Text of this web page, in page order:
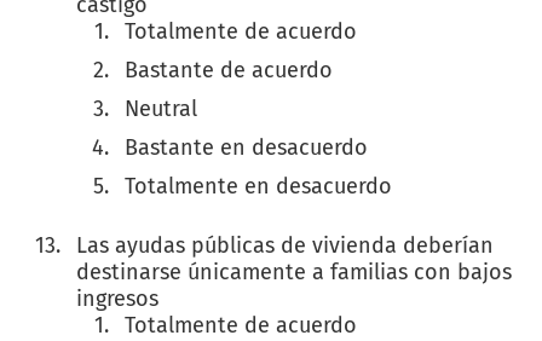
Totalmente de acuerdo
Bastante de acuerdo
Neutral
Bastante en desacuerdo
Totalmente en desacuerdo
Las ayudas públicas de vivienda deberían
destinarse únicamente a familias con bajos
ingresos
Totalmente de acuerdo